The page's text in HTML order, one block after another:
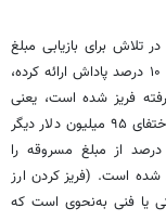
تلاش برای بازیابی مبلغ
مسروقه به آن کمک کند و برای هر بخش تضمین‌شده، ۱۰ درصد پاداش ارائه کرده،
فریزشده است، یعنی
چیزی بیش از ۴۰ میلیون دلار آمریکا) و در مورد محل اختفای ۹۵ میلیون دلار دیگر
اطلاعاتی در دست نیست، بنابراین هنوز می‌توان ۹۰ درصد از مبلغ مسروقه را
شده است. (فریز کردن ارز
یا فنی به‌نحوی است که